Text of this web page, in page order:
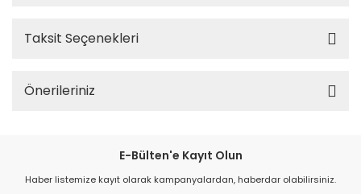
Taksit Seçenekleri
Önerileriniz
E-Bülten'e Kayıt Olun
Haber listemize kayıt olarak kampanyalardan, haberdar olabilirsiniz.